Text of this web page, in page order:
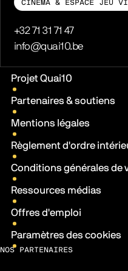
CINÉMA & ESPACE JEU
Téléphone
+32 71 31 71 47
E-mail
info@quai10.be
Liens pratiques
Projet Quai10
Partenaires & soutiens
Mentions légales
Règlement d'ordre
Conditions générales de
Ressources médias
Offres d'emploi
Paramètres des cookies
NOS PARTENAIRES